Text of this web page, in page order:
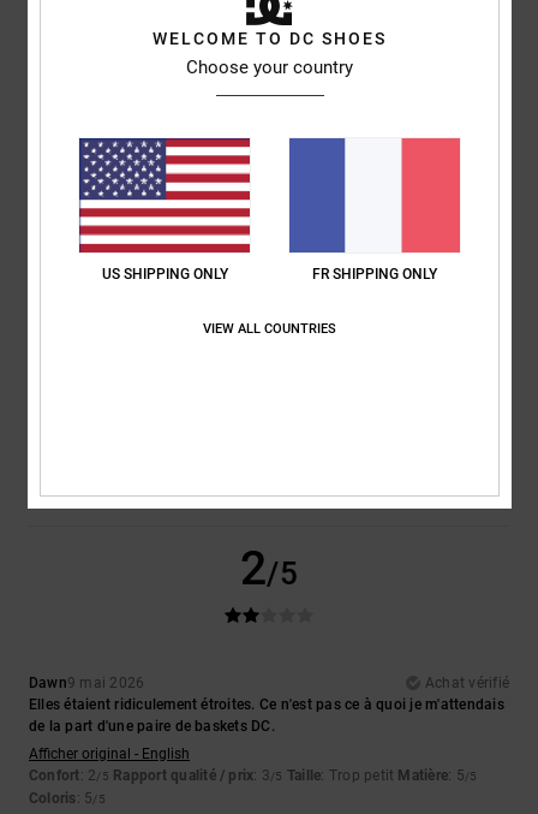
3/5
16 juillet 2026
La taille est petite
Afficher original - English
Confort: 1/5 Rapport qualité / prix
5/5
Confort: 5/5 Rapport qualité / prix: 5/5 Taille: GrandColoris: 5/5
2/5
Dawn9 mai 2026
Achat vérifié
Elles étaient ridiculement étroites. Ce n'est pas ce à quoi je m'attendais
de la part d'une paire de baskets DC.
Afficher original - English
Confort: 2/5 Rapport qualité / prix: 3/5 Taille: Trop petit Matière: 5/5
Coloris: 5/5
WELCOME TO DC SHOES
Choose your country
US SHIPPING ONLY FR SHIPPING ONLY
VIEW ALL COUNTRIES